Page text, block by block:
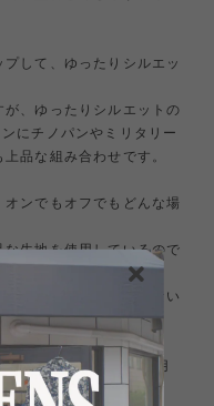
して、ゆったりシルエッ
、ゆったりシルエットの
にチノパンやミリタリー
品な組み合わせです。
ンでもオフでもどんな場
生地を使用しているので
ドローブには欠かせない
インクラウド）を愛用
もお勧めです。